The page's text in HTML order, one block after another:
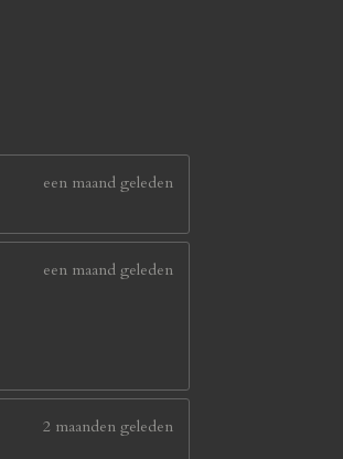
een maand geleden
een maand geleden
2 maanden geleden